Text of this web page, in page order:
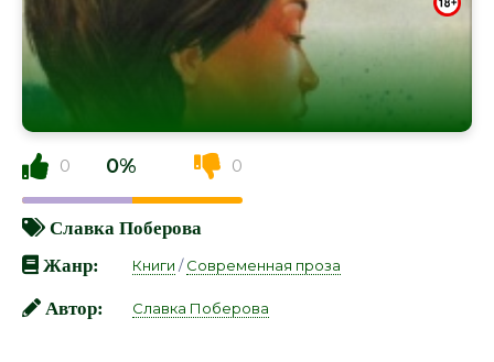
0 0% 0
Славка Поберова
Жанр:
Книги /Современная проза
Автор: Славка Поберова